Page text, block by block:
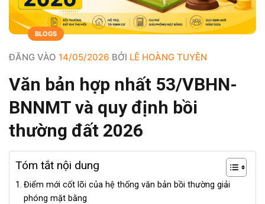
BLOGS
ĐĂNG VÀO 14/05/2026 BỞI LÊ HOÀNG TUYÊN
Văn bản hợp nhất 53/VBHN-
BNNMT và quy định bồi
thường đất 2026
Tóm tắt nội dung
Điểm mới cốt lõi của hệ thống văn bản bồi thường giải
phóng mặt bằng